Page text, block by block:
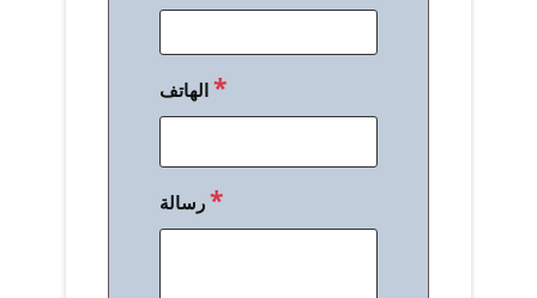
الهاتف*
رسالة*